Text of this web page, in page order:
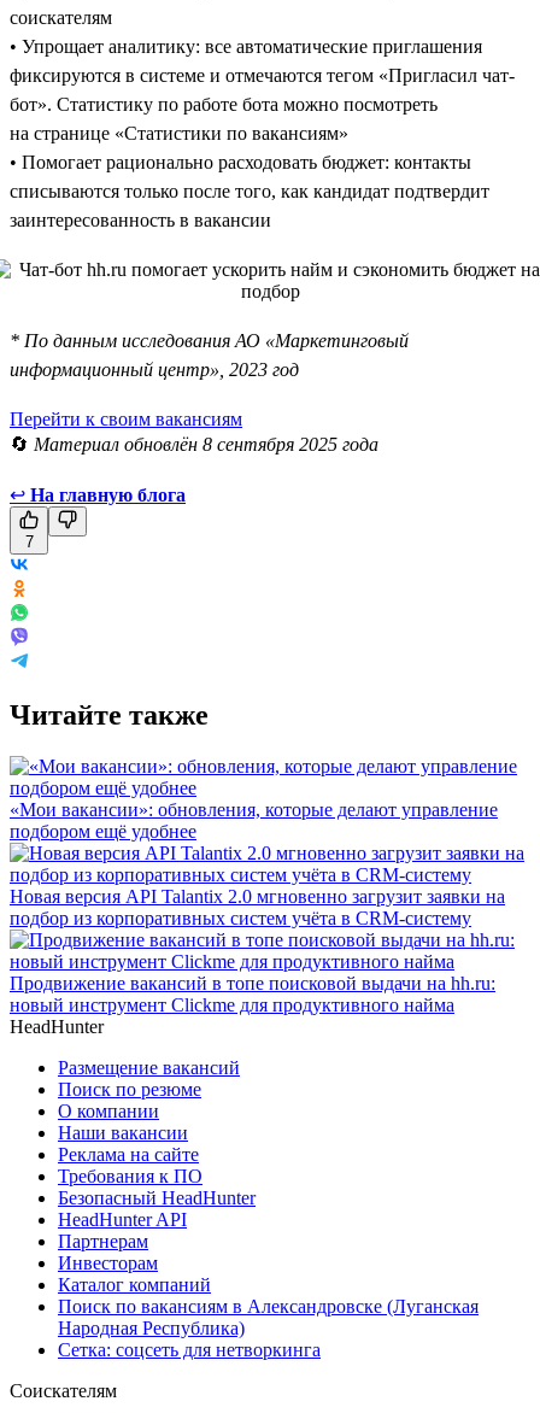
соискателям
• Упрощает аналитику: все автоматические приглашения
фиксируются в системе и отмечаются тегом «Пригласил чат-
бот». Статистику по работе бота можно посмотреть
на странице «Статистики по вакансиям»
• Помогает рационально расходовать бюджет: контакты
списываются только после того, как кандидат подтвердит
заинтересованность в вакансии
* По данным исследования АО «Маркетинговый
информационный центр», 2023 год
Перейти к своим вакансиям
🔄 Материал обновлён 8 сентября 2025 года
↩ На главную блога
7
Читайте также
«Мои вакансии»: обновления, которые делают управление
подбором ещё удобнее
Новая версия API Talantix 2.0 мгновенно загрузит заявки на
подбор из корпоративных систем учёта в CRM-систему
Продвижение вакансий в топе поисковой выдачи на hh.ru:
новый инструмент Clickme для продуктивного найма
HeadHunter
Размещение вакансий
Поиск по резюме
О компании
Наши вакансии
Реклама на сайте
Требования к ПО
Безопасный HeadHunter
HeadHunter API
Партнерам
Инвесторам
Каталог компаний
Поиск по вакансиям в Александровске (Луганская
Народная Республика)
Сетка: соцсеть для нетворкинга
Соискателям